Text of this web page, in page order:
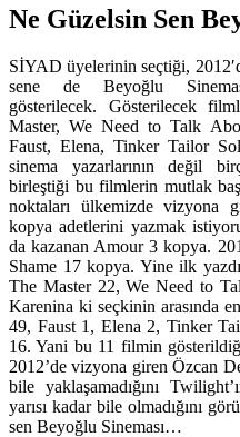
Ne Güzelsin Sen
SİYAD üyelerinin seçtiği,
sene de Beyoğlu
gösterilecek. Gösterilecek
Master, We Need to Talk
Faust, Elena, Tinker Tailor
sinema yazarlarının değil
birleştiği bu filmlerin mutlak
noktaları ülkemizde vizyona
kopya adetlerini yazmak
da kazanan Amour 3 kopya.
Shame 17 kopya. Yine ilk
The Master 22, We Need to
Karenina ki seçkinin arasında
49, Faust 1, Elena 2, Tinker
16. Yani bu 11 filmin gösterildiği
2012’de vizyona giren Özcan
bile yaklaşamadığını
yarısı kadar bile olmadığını
sen Beyoğlu Sineması…